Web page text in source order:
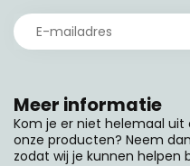
Meer informatie
Kom je er niet helemaal
onze producten? Neem
zodat wij je kunnen helpen